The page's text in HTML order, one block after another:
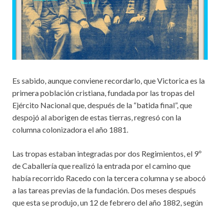
Es sabido, aunque conviene recordarlo, que Victorica es la
primera población cristiana, fundada por las tropas del
Ejército Nacional que, después de la “batida final”, que
despojó al aborigen de estas tierras, regresó con la
columna colonizadora el año 1881.
Las tropas estaban integradas por dos Regimientos, el 9º
de Caballería que realizó la entrada por el camino que
había recorrido Racedo con la tercera columna y se abocó
a las tareas previas de la fundación. Dos meses después
que esta se produjo, un 12 de febrero del año 1882, según